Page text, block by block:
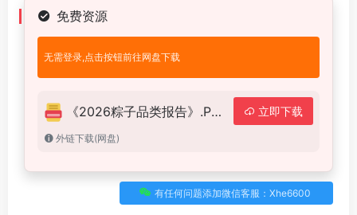
免费资源
无需登录,点击按钮前往网盘下载
《2026粽子品类报告》.PDF 立即下载
外链下载(网盘)
有任何问题添加微信客服：Xhe6600